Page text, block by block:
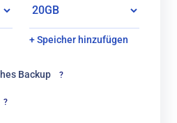
+ Speicher hinzufügen
Backup ?
?